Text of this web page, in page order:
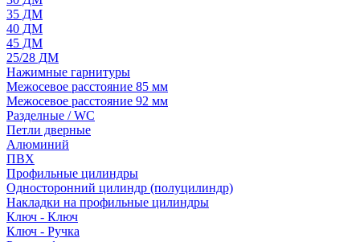
35 ДМ
40 ДМ
45 ДМ
25/28 ДМ
Нажимные гарнитуры
Межосевое расстояние 85 мм
Межосевое расстояние 92 мм
Разделные / WC
Петли дверные
Алюминий
ПВХ
Профильные цилиндры
Односторонний цилиндр (полуцилиндр)
Накладки на профильные цилиндры
Ключ - Ключ
Ключ - Ручка